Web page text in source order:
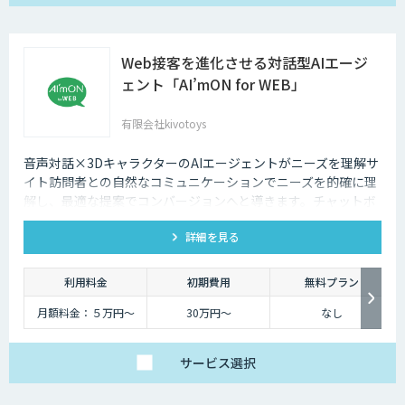
Web接客を進化させる対話型AIエージ
ェント「AI’mON for WEB」
有限会社kivotoys
音声対話×3DキャラクターのAIエージェントがニーズを理解サ
イト訪問者との自然なコミュニケーションでニーズを的確に理
解し、最適な提案でコンバージョンへと導きます。チャットボ
ットを超えた最強のデジタル営業、デジタル広報担当です。
詳細を見る
利用料金 初期費用
無料プラン
月額料金：５万円〜
30万円〜 なし
サービス選択